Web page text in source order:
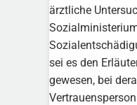
ärztliche
sei es den
gewesen, bei